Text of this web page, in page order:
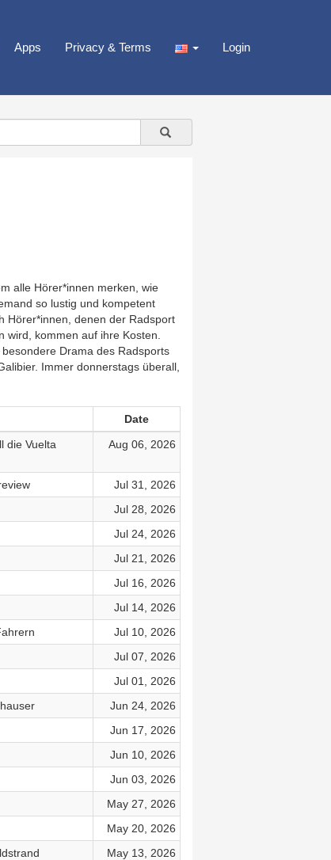
Apps Privacy & Terms Login
alle Hörer*innen merken, wie
so lustig und kompetent
Hörer*innen, denen der Radsport
kommen auf ihre Kosten.
Drama des Radsports
Immer donnerstags überall,
Date
die Vuelta
Aug 06, 2026
Jul 31, 2026
Jul 28, 2026
Jul 24, 2026
Jul 21, 2026
Jul 16, 2026
Jul 14, 2026
Jul 10, 2026
Jul 07, 2026
Jul 01, 2026
Jun 24, 2026
Jun 17, 2026
Jun 10, 2026
Jun 03, 2026
May 27, 2026
May 20, 2026
May 13, 2026